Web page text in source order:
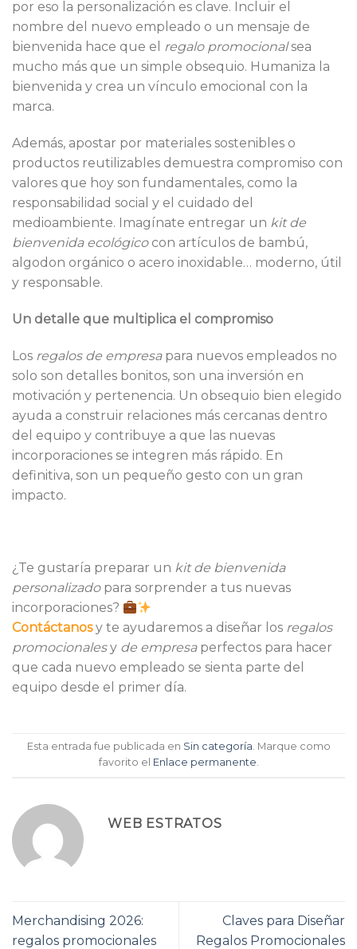
por eso la personalización es clave. Incluir el
nombre del nuevo empleado o un mensaje de
bienvenida hace que el regalo promocionalsea
mucho más que un simple obsequio. Humaniza la
bienvenida y crea un vínculo emocional con la
marca.
Además, apostar por materiales sostenibles o
productos reutilizables demuestra compromiso con
valores que hoy son fundamentales, como la
responsabilidad social y el cuidado del
medioambiente. Imagínate entregar un kit de
bienvenida ecológicocon artículos de bambú,
algodon orgánico o acero inoxidable… moderno, útil
y responsable.
Un detalle que multiplica el compromiso
Los regalos de empresapara nuevos empleados no
solo son detalles bonitos, son una inversión en
motivación y pertenencia. Un obsequio bien elegido
ayuda a construir relaciones más cercanas dentro
del equipo y contribuye a que las nuevas
incorporaciones se integren más rápido. En
definitiva, son un pequeño gesto con un gran
impacto.
¿Te gustaría preparar un kit de bienvenida
personalizadopara sorprender a tus nuevas
incorporaciones?
Contáctanosy te ayudaremos a diseñar los regalos
promocionalesy de empresaperfectos para hacer
que cada nuevo empleado se sienta parte del
equipo desde el primer día.
Esta entrada fue publicada en Sin categoría. Marque como
favorito el Enlace permanente.
WEB ESTRATOS
Merchandising 2026:
regalos promocionales
Claves para Diseñar
Regalos Promocionales